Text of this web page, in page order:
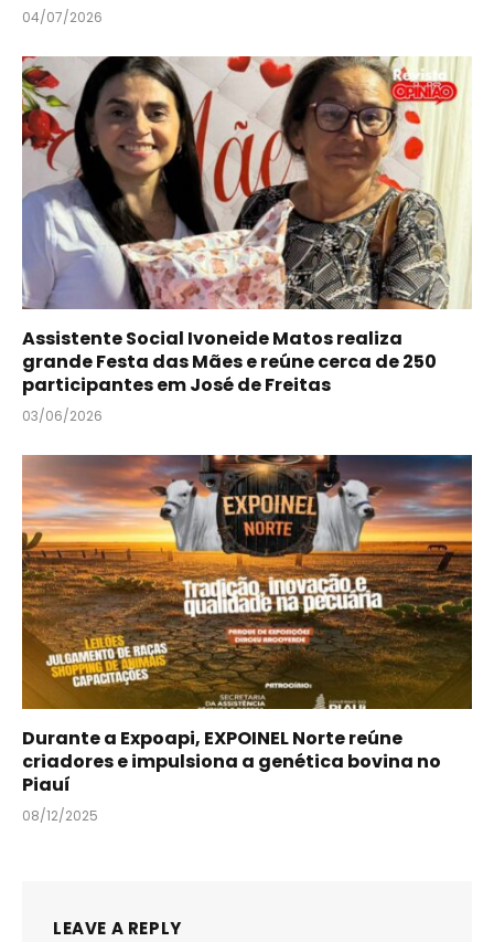
04/07/2026
Assistente Social Ivoneide Matos realiza
grande Festa das Mães e reúne cerca de 250
participantes em José de Freitas
03/06/2026
Durante a Expoapi, EXPOINEL Norte reúne
criadores e impulsiona a genética bovina no
Piauí
08/12/2025
LEAVE A REPLY